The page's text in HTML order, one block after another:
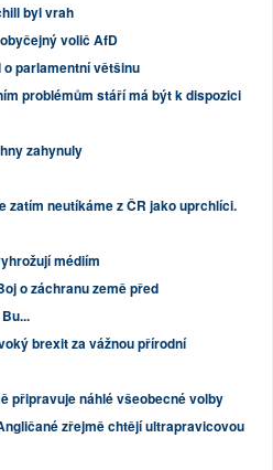
byl vrah
volič AfD
parlamentní většinu
problémům stáří má být k dispozici
zahynuly
zatím neutíkáme z ČR jako uprchlíci.
médiím
o záchranu země před
brexit za vážnou přírodní
připravuje náhlé všeobecné volby
zřejmě chtějí ultrapravicovou